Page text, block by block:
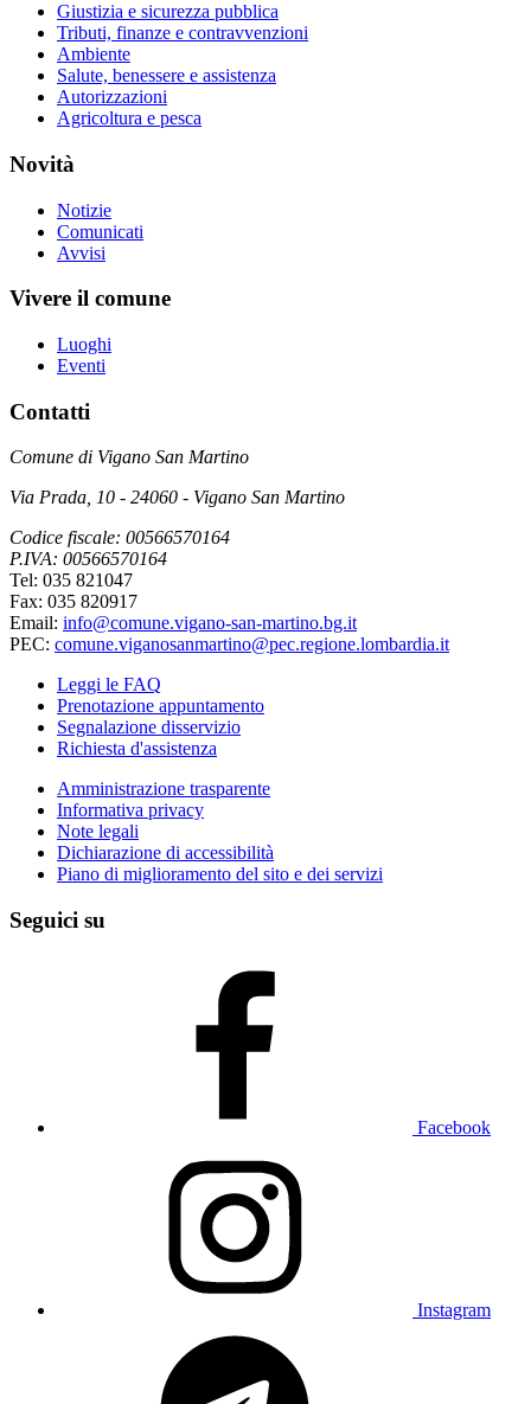
Giustizia e sicurezza pubblica
Tributi, finanze e contravvenzioni
Ambiente
Salute, benessere e assistenza
Autorizzazioni
Agricoltura e pesca
Novità
Notizie
Comunicati
Avvisi
Vivere il comune
Luoghi
Eventi
Contatti
Comune di Vigano San Martino
Via Prada, 10 - 24060 - Vigano San Martino
Codice fiscale: 00566570164
P.IVA: 00566570164
Tel: 035 821047
Fax: 035 820917
Email: info@comune.vigano-san-martino.bg.it
PEC: comune.viganosanmartino@pec.regione.lombardia.it
Leggi le FAQ
Prenotazione appuntamento
Segnalazione disservizio
Richiesta d'assistenza
Amministrazione trasparente
Informativa privacy
Note legali
Dichiarazione di accessibilità
Piano di miglioramento del sito e dei servizi
Seguici su
Facebook
Instagram